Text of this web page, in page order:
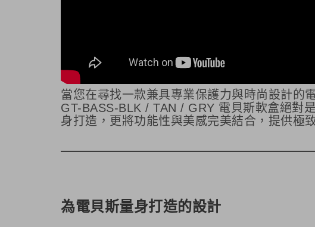
當您在尋找一款兼具專業保護力與時尚設計的
GT-BASS-BLK / TAN / GRY 電貝斯軟盒絕對
身打造，更將功能性與美感完美結合，提供極
為電貝斯量身打造的設計